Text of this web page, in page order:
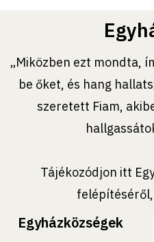
„Miközben ezt mondta,
be őket, és hang
szeretett Fiam,
Tájékozódjon itt
Egyházközségek